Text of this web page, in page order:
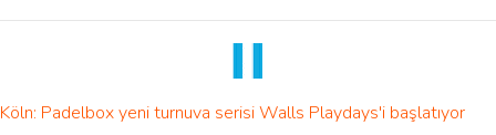
Köln: Padelbox yeni turnuva serisi Walls Playdays'i başlatıyor